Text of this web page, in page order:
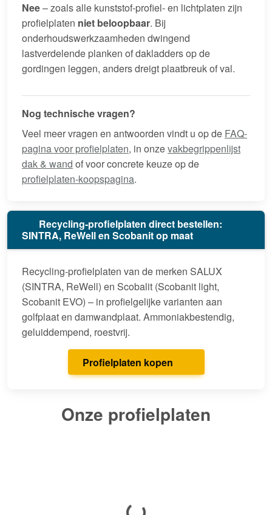
Nee– zoals alle kunststof-profiel- en lichtplaten zijn
profielplaten niet beloopbaar. Bij
onderhoudswerkzaamheden dwingend
lastverdelende planken of dakladders op de
gordingen leggen, anders dreigt plaatbreuk of val.
Nog technische vragen?
Veel meer vragen en antwoorden vindt u op de FAQ-
pagina voor profielplaten, in onzevakbegrippenlijst
dak & wand of voor concrete keuze op de
profielplaten-koopspagina.
Recycling-profielplaten direct bestellen:
SINTRA, ReWell en Scobanit op maat
Recycling-profielplaten van de merken SALUX
(SINTRA, ReWell) en Scobalit (Scobanit light,
Scobanit EVO) – in profielgelijke varianten aan
golfplaat en damwandplaat. Ammoniakbestendig,
geluiddempend, roestvrij.
Profielplaten kopen
Onze profielplaten